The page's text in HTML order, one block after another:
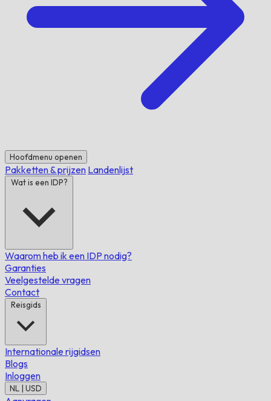
Hoofdmenu openen
Pakketten & prijzen Landenlijst
Wat is een IDP?
Waarom heb ik een IDP nodig?
Garanties
Veelgestelde vragen
Contact
Reisgids
Internationale rijgidsen
Blogs
Inloggen
NL | USD